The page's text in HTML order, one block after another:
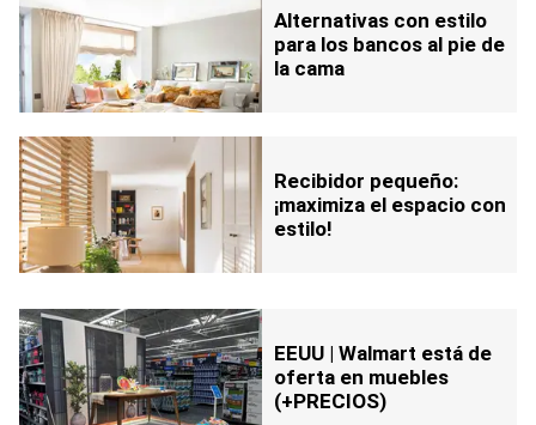
Alternativas con estilo
para los bancos al pie de
la cama
Recibidor pequeño:
¡maximiza el espacio con
estilo!
EEUU | Walmart está de
oferta en muebles
(+PRECIOS)